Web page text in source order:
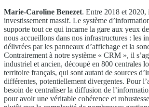
Marie-Caroline Benezet. Entre 2018 et 2020,
investissement massif. Le système
supporte tout ce qui incarne la gare aux yeux
nous accueillons dans nos infrastructures : les
délivrées par les panneaux d’affichage et la
Contrairement à notre système « CRM », il
industriel et ancien, découpé en 800 centrales
territoire français, qui sont autant de sources
différentes, potentiellement divergentes. Pour
besoin de centraliser la diffusion de
pour avoir une véritable cohérence et